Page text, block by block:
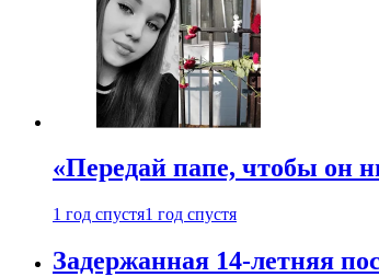
«Передай папе, чтобы он
1 год спустя1 год спустя
Задержанная 14-летняя